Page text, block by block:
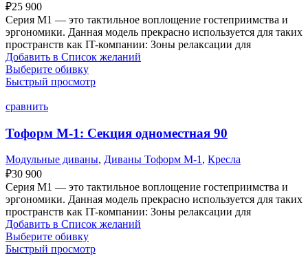
₽25 900
Серия M1 — это тактильное воплощение гостеприимства и
эргономики. Данная модель прекрасно используется для таких
пространств как IT-компании: Зоны релаксации для
Добавить в Список желаний
Выберите обивку
Быстрый просмотр
сравнить
Тоформ М-1: Секция одноместная 90
Модульные диваны, Диваны Тоформ М-1, Кресла
₽30 900
Серия M1 — это тактильное воплощение гостеприимства и
эргономики. Данная модель прекрасно используется для таких
пространств как IT-компании: Зоны релаксации для
Добавить в Список желаний
Выберите обивку
Быстрый просмотр